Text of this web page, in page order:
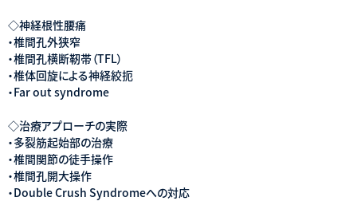
◇神経根性腰痛
・椎間孔外狭窄
・椎間孔横断靭帯（TFL）
・椎体回旋による神経絞扼
・Far out syndrome
◇治療アプローチの実際
・多裂筋起始部の治療
・椎間関節の徒手操作
・椎間孔開大操作
・Double Crush Syndromeへの対応